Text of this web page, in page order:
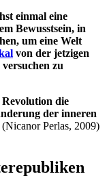
einmal eine
Bewusstsein, in
um eine Welt
von der jetzigen
zu
die
der inneren
(Nicanor Perlas, 2009)